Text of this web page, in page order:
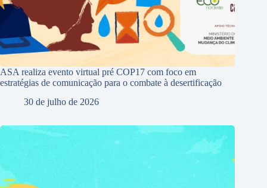
ASA realiza evento virtual pré COP17 com foco em
estratégias de comunicação para o combate à desertificação
30 de julho de 2026